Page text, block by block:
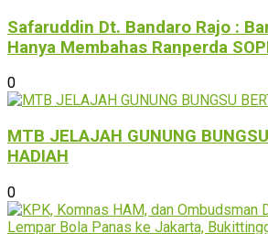
Safaruddin Dt. Bandaro Rajo :
Hanya Membahas Ranperda
0
MTB JELAJAH GUNUNG
HADIAH
0